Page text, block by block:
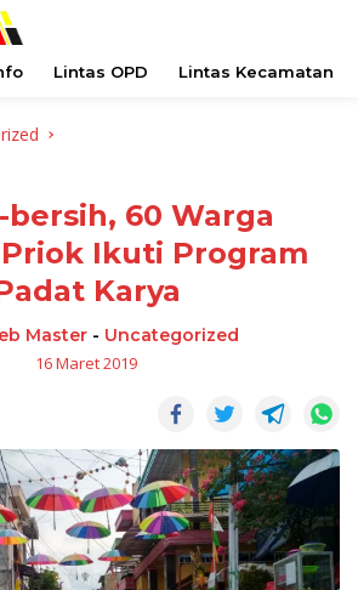
Lintas OPD Lintas Kecamatan
bersih, 60 Warga
Ikuti Program
Karya
Master- Uncategorized
16 Maret 2019